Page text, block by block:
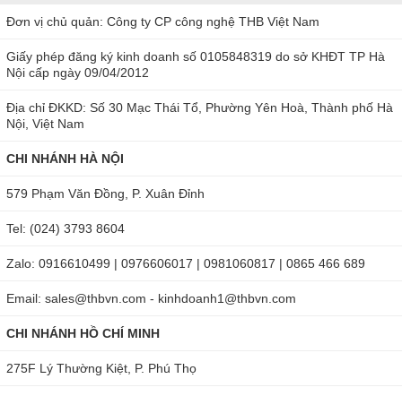
Đơn vị chủ quản: Công ty CP công nghệ THB Việt Nam
Giấy phép đăng ký kinh doanh số 0105848319 do sở KHĐT TP Hà
Nội cấp ngày 09/04/2012
Địa chỉ ĐKKD: Số 30 Mạc Thái Tổ, Phường Yên Hoà, Thành phố Hà
Nội, Việt Nam
CHI NHÁNH HÀ NỘI
579 Phạm Văn Đồng, P. Xuân Đỉnh
Tel: (024) 3793 8604
Zalo: 0916610499 | 0976606017 | 0981060817 | 0865 466 689
Email: sales@thbvn.com - kinhdoanh1@thbvn.com
CHI NHÁNH HỒ CHÍ MINH
275F Lý Thường Kiệt, P. Phú Thọ